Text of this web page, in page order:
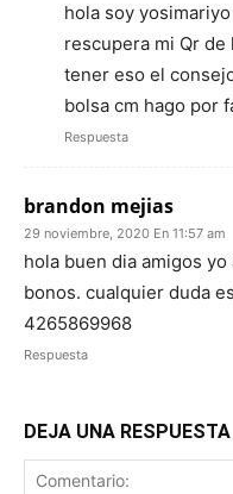
hola soy
rescupera mi Qr
tener eso el
bolsa cm hago por
Respuesta
brandon mejias
29 noviembre, 2020 En 11:57 am
hola buen dia amigos
bonos. cualquier duda
4265869968
Respuesta
DEJA UNA RESPUESTA